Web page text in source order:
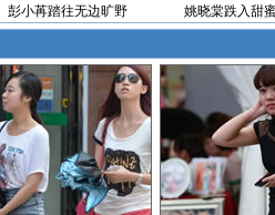
彭小苒踏往无边旷野 姚晓棠跌入甜